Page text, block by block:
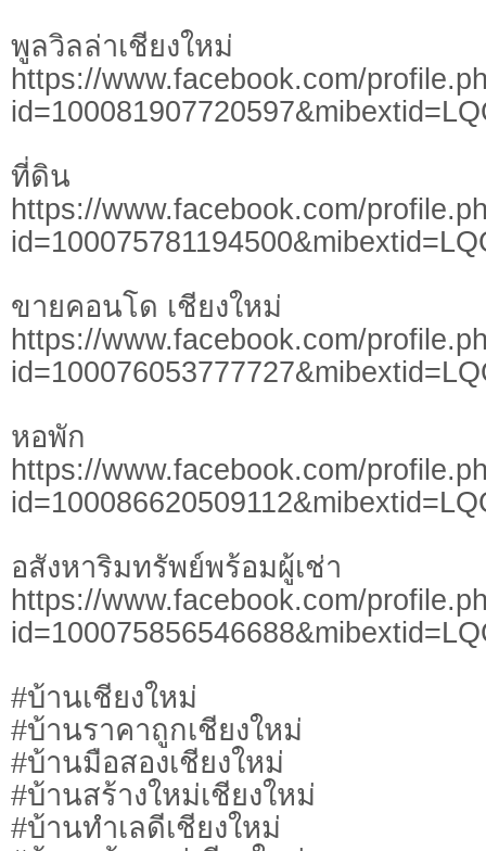
พูลวิลล่าเชียงใหม่
https://www.facebook.com/
ที่ดิน
https://www.facebook.com/
ขายคอนโด เชียงใหม่
https://www.facebook.com/
หอพัก
https://www.facebook.com/
อสังหาริมทรัพย์พร้อมผู้เช่า
https://www.facebook.com/
#บ้านเชียงใหม่
#บ้านราคาถูกเชียงใหม่
#บ้านมือสองเชียงใหม่
#บ้านสร้างใหม่เชียงใหม่
#บ้านทำเลดีเชียงใหม่